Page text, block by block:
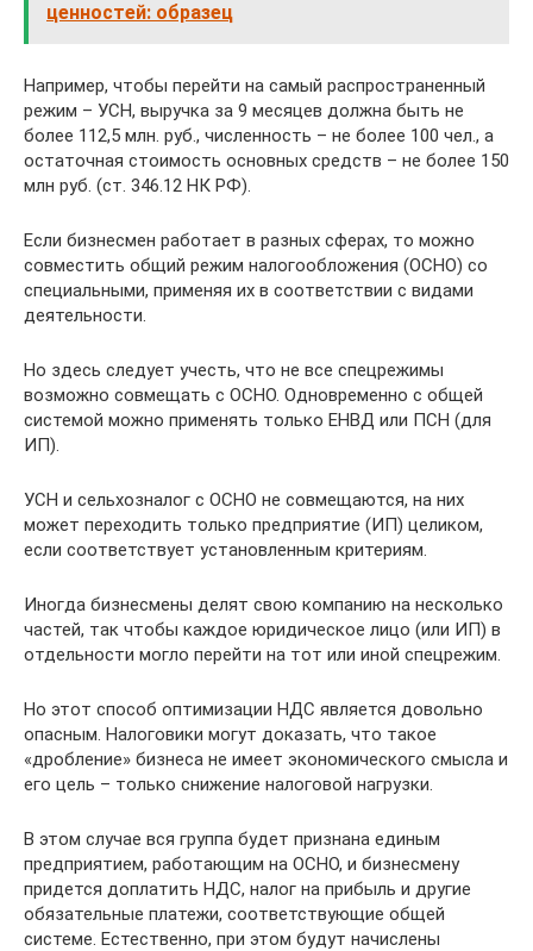
ценностей: образец
Например, чтобы перейти на самый распространенный
режим – УСН, выручка за 9 месяцев должна быть не
более 112,5 млн. руб., численность – не более 100 чел., а
остаточная стоимость основных средств – не более 150
млн руб. (ст. 346.12 НК РФ).
Если бизнесмен работает в разных сферах, то можно
совместить общий режим налогообложения (ОСНО) со
специальными, применяя их в соответствии с видами
деятельности.
Но здесь следует учесть, что не все спецрежимы
возможно совмещать с ОСНО. Одновременно с общей
системой можно применять только ЕНВД или ПСН (для
ИП).
УСН и сельхозналог с ОСНО не совмещаются, на них
может переходить только предприятие (ИП) целиком,
если соответствует установленным критериям.
Иногда бизнесмены делят свою компанию на несколько
частей, так чтобы каждое юридическое лицо (или ИП) в
отдельности могло перейти на тот или иной спецрежим.
Но этот способ оптимизации НДС является довольно
опасным. Налоговики могут доказать, что такое
«дробление» бизнеса не имеет экономического смысла и
его цель – только снижение налоговой нагрузки.
В этом случае вся группа будет признана единым
предприятием, работающим на ОСНО, и бизнесмену
придется доплатить НДС, налог на прибыль и другие
обязательные платежи, соответствующие общей
системе. Естественно, при этом будут начислены